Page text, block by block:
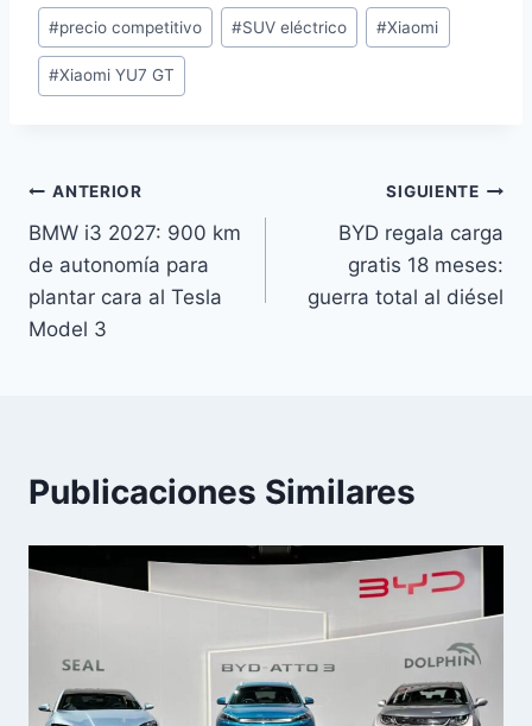
entrada:
#precio competitivo #SUV eléctrico #Xiaomi
#Xiaomi YU7 GT
Navegación
de
entradas
ANTERIOR
BMW i3 2027: 900 km
de autonomía para
plantar cara al Tesla
Model 3
SIGUIENTE
BYD regala carga
gratis 18 meses:
guerra total al diésel
Publicaciones Similares